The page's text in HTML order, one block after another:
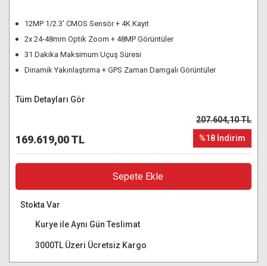
12MP 1/2.3' CMOS Sensör + 4K Kayıt
2x 24-48mm Optik Zoom + 48MP Görüntüler
31 Dakika Maksimum Uçuş Süresi
Dinamik Yakınlaştırma + GPS Zaman Damgalı Görüntüler
Tüm Detayları Gör
169.619,00 TL
207.604,10 TL
%18 İndirim
Sepete Ekle
Stokta Var
Kurye ile Aynı Gün Teslimat
3000TL Üzeri Ücretsiz Kargo